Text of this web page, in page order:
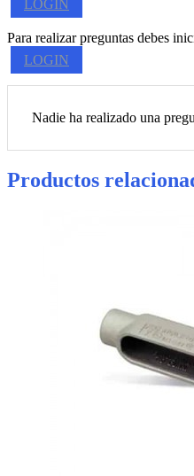
LOGIN
Para realizar preguntas debes
LOGIN
Nadie ha realizado una
Productos